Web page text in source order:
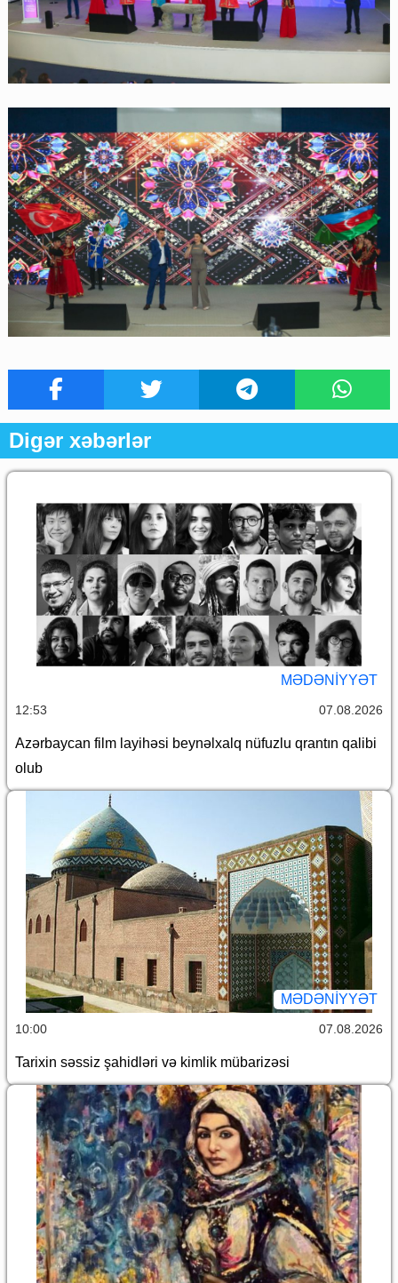
Digər xəbərlər
MƏDƏNIYYƏT
12:53 07.08.2026
Azərbaycan film layihəsi beynəlxalq nüfuzlu qrantın qalibi
olub
MƏDƏNIYYƏT
10:00 07.08.2026
Tarixin səssiz şahidləri və kimlik mübarizəsi